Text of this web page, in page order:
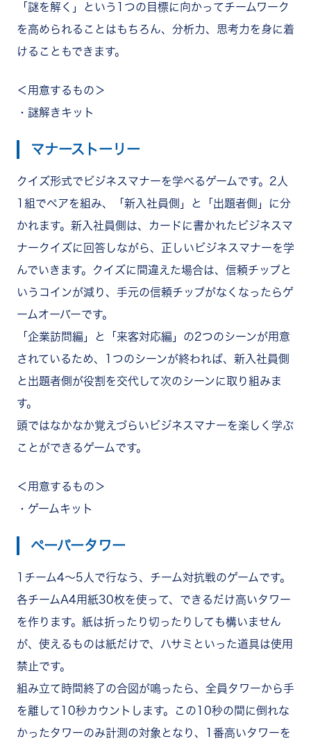
「謎を解く」という1つの目標に向かってチームワーク
を高められることはもちろん、分析力、思考力を身に着
けることもできます。
＜用意するもの＞
・謎解きキット
マナーストーリー
クイズ形式でビジネスマナーを学べるゲームです。 2人
1組でペアを組み、「新入社員側」と「出題者側」に分
かれます。新入社員側は、カードに書かれたビジネスマ
ナークイズに回答しながら、正しいビジネスマナーを学
んでいきます。クイズに間違えた場合は、信頼チップと
いうコインが減り、手元の信頼チップがなくなったらゲ
ームオーバーです。
「企業訪問編」と「来客対応編」の2つのシーンが用意
されているため、1つのシーンが終われば、新入社員側
と出題者側が役割を交代して次のシーンに取り組みま
す。
頭ではなかなか覚えづらいビジネスマナーを楽しく学ぶ
ことができるゲームです。
＜用意するもの＞
・ゲームキット
ペーパータワー
1チーム4～5人で行なう、チーム対抗戦のゲームです。
各チームA4用紙30枚を使って、できるだけ高いタワー
を作ります。紙は折ったり切ったりしても構いません
が、使えるものは紙だけで、ハサミといった道具は使用
禁止です。
組み立て時間終了の合図が鳴ったら、全員タワーから手
を離して10秒カウントします。この10秒の間に倒れな
かったタワーのみ計測の対象となり、1番高いタワーを